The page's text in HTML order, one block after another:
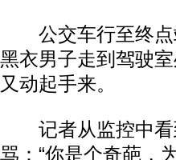
公交车行至终点
黑衣男子走到驾驶
又动起手来。
记者从监控中看
骂：“你是个奇葩，